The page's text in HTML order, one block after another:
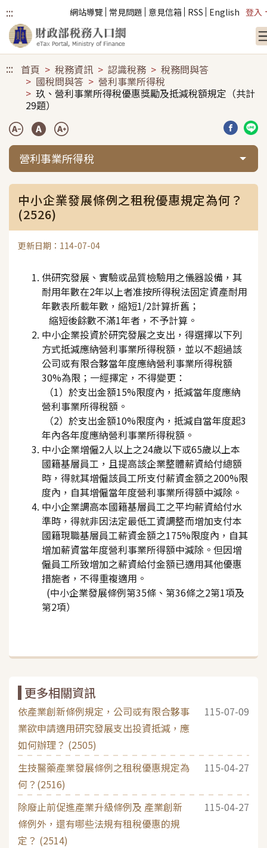
::: 網站導覽 常見問題 意見信箱 RSS English 登入
::: 首頁 稅務資訊 認識稅務
稅務問與答
國稅問與答
營利事業所得稅
玖、營利事業所得稅優惠獎勵及抵減稅額規定（共計
29題）
分享到
分
營利事業所得稅
中小企業發展條例之租稅優惠規定為何？
(2526)
更新日期：114-07-04
供研究發展、實驗或品質檢驗用之儀器設備，其
耐用年數在2年以上者准按所得稅法固定資產耐用
年數表所載年數，縮短1/2計算折舊；
縮短後餘數不滿1年者，不予計算。
中小企業投資於研究發展之支出，得選擇以下列
方式抵減應納營利事業所得稅額，並以不超過該
公司或有限合夥當年度應納營利事業所得稅額
30%為限；一經擇定，不得變更：
（1）於支出金額15%限度內，抵減當年度應納
營利事業所得稅額。
（2）於支出金額10%限度內，抵減自當年度起3
年內各年度應納營利事業所得稅額。
中小企業增僱2人以上之24歲以下或65歲以上本
國籍基層員工，且提高該企業整體薪資給付總額
時，得就其增僱該員工所支付薪資金額之200%限
度內，自其增僱當年度營利事業所得額中減除。
中小企業調高本國籍基層員工之平均薪資給付水
準時，得就非因法定最低工資調整而增加支付本
國籍現職基層員工薪資金額之175%限度內，自其
增加薪資當年度營利事業所得額中減除。但因增
僱員工所致增加之薪資給付金額已適用其他優惠
措施者，不得重複適用。
(中小企業發展條例第35條、第36條之2第1項及
第2項）
更多相關資訊
依產業創新條例規定，公司或有限合夥事
業欲申請適用研究發展支出投資抵減，應
如何辦理？ (2505)
115-07-09
生技醫藥產業發展條例之租稅優惠規定為
何？(2516)
115-04-27
除廢止前促進產業升級條例及 產業創新
條例外，還有哪些法規有租稅優惠的規
定？ (2514)
115-04-27